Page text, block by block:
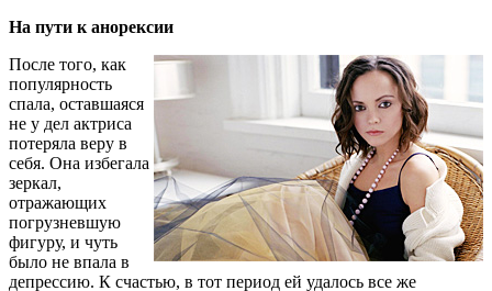
На пути к анорексии
После того, как
популярность
спала, оставшаяся
не у дел актриса
потеряла веру в
себя. Она избегала
зеркал,
отражающих
погрузневшую
фигуру, и чуть
было не впала в
депрессию. К счастью, в тот период ей удалось все же